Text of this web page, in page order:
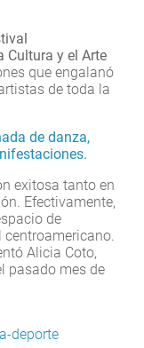
Cultura y el Arte
que engalanó
de toda la
de danza,
exitosa tanto en
Efectivamente,
de
Alicia Coto,
pasado mes de
deporte